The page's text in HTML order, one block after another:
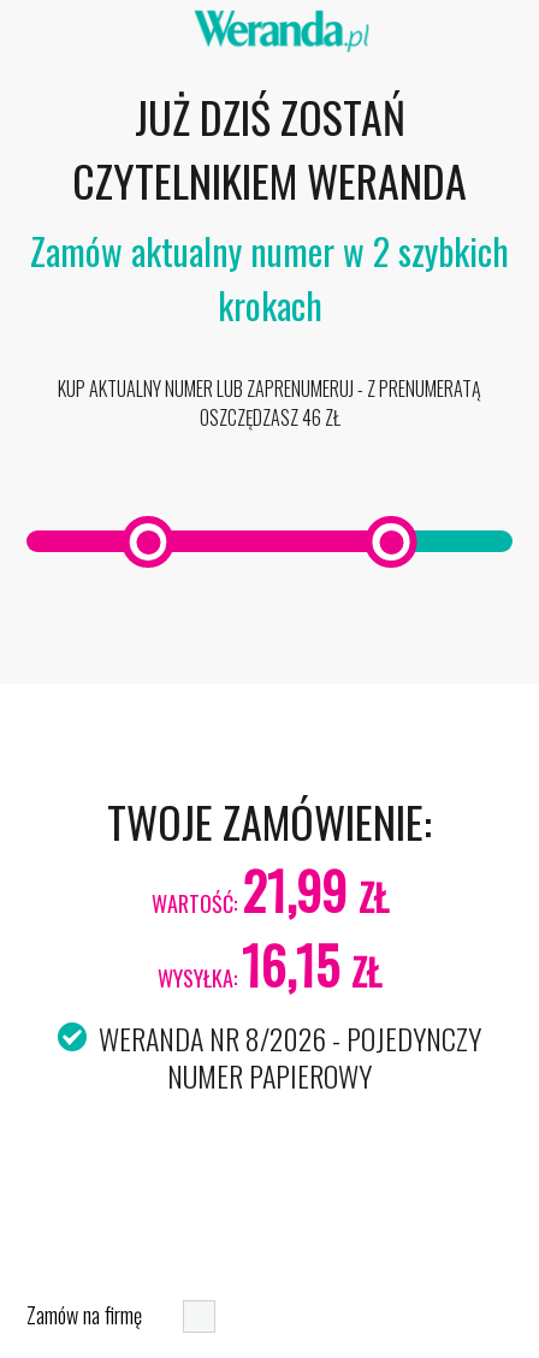
JUŻ DZIŚ ZOSTAŃ
CZYTELNIKIEM WERANDA
Zamów aktualny numer w 2 szybkich
krokach
KUP AKTUALNY NUMER LUB ZAPRENUMERUJ - Z PRENUMERATĄ
OSZCZĘDZASZ 46 ZŁ
TWOJE ZAMÓWIENIE:
WARTOŚĆ: 21,99 ZŁ
WYSYŁKA:16,15 ZŁ
WERANDA NR 8/2026 - POJEDYNCZY
NUMER PAPIEROWY
Zamów na firmę